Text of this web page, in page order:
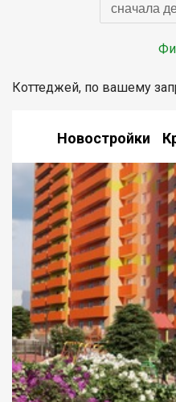
сначала
Коттеджей, по вашему
Новостройки